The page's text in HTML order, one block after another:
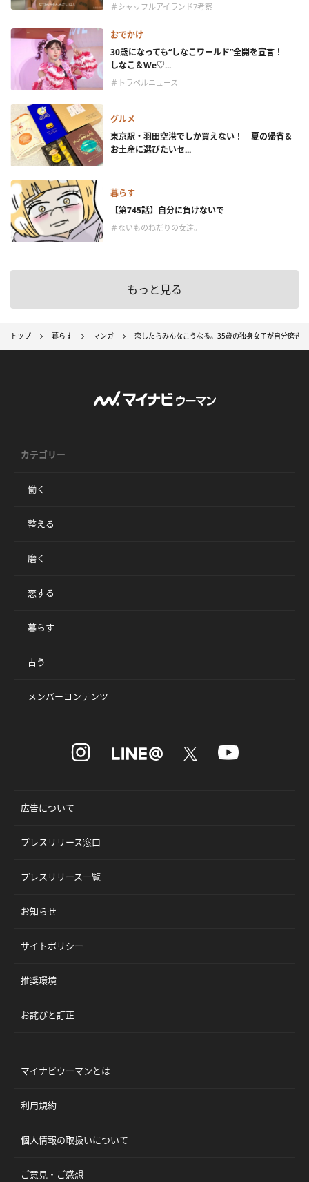
＃シャッフルアイランド7考察
おでかけ
30歳になっても“しなこワールド”全開を宣言！
しなこ＆We♡...
＃トラベルニュース
グルメ
東京駅・羽田空港でしか買えない！ 夏の帰省＆
お土産に選びたいセ...
暮らす
【第745話】自分に負けないで
＃ないものねだりの女達。
もっと見る
トップ 暮らす マンガ 恋したらみんなこうなる。35歳の独身女子が自分磨き
カテゴリー
働く
整える
磨く
恋する
暮らす
占う
メンバーコンテンツ
広告について
プレスリリース窓口
プレスリリース一覧
お知らせ
サイトポリシー
推奨環境
お詫びと訂正
マイナビウーマンとは
利用規約
個人情報の取扱いについて
ご意見・ご感想